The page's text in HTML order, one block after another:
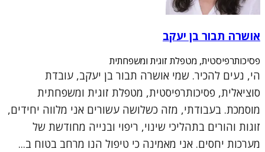
אושרה תבור בן יעקב
פסיכותרפיסטית, מטפלת זוגית ומשפחתית
הי, נעים להכיר. שמי אושרה תבור בן יעקב, עובדת
סוציאלית, פסיכותרפיסטית, מטפלת זוגית ומשפחתית
מוסמכת. בעבודתי, מזה כשלושה עשורים אני מלווה יחידים,
זוגות והורים בתהליכי שינוי, ריפוי ובנייה מחודשת של
מערכות יחסים. אני מאמינה כי טיפול הנו מרחב בטוח ב...